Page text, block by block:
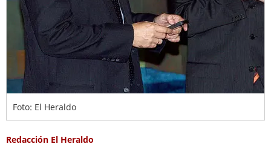
Foto: El Heraldo
Redacción El Heraldo